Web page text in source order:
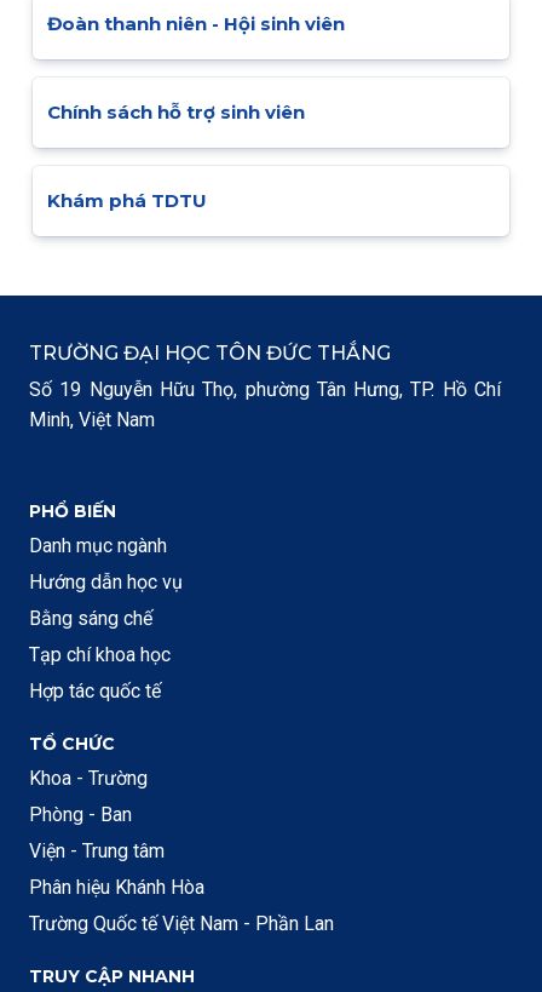
Đoàn thanh niên - Hội sinh viên
Chính sách hỗ trợ sinh viên
Khám phá TDTU
TRƯỜNG ĐẠI HỌC TÔN ĐỨC THẮNG
Số 19 Nguyễn Hữu Thọ, phường Tân Hưng, TP. Hồ Chí
Minh, Việt Nam
PHỔ BIẾN
Danh mục ngành
Hướng dẫn học vụ
Bằng sáng chế
Tạp chí khoa học
Hợp tác quốc tế
TỔ CHỨC
Khoa - Trường
Phòng - Ban
Viện - Trung tâm
Phân hiệu Khánh Hòa
Trường Quốc tế Việt Nam - Phần Lan
TRUY CẬP NHANH